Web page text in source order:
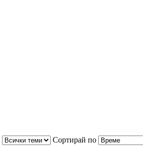
Сортирай по